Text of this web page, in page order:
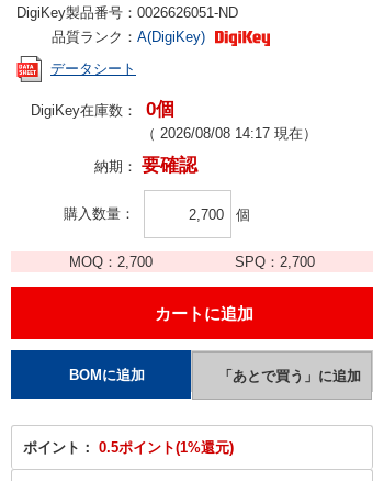
DigiKey製品番号： 0026626051-ND
品質ランク： A(DigiKey)
データシート
DigiKey在庫数： 0個
（ 2026/08/08 14:17 現在）
納期： 要確認
購入数量 個
MOQ： 2,700 SPQ：2,700
ポイント： 0.5ポイント(1%還元)